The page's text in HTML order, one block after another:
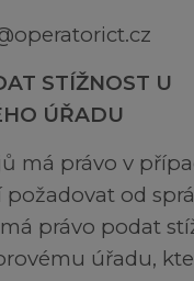
STÍŽNOST U
ÚŘADU
má právo v
od
právo podat
úřadu,